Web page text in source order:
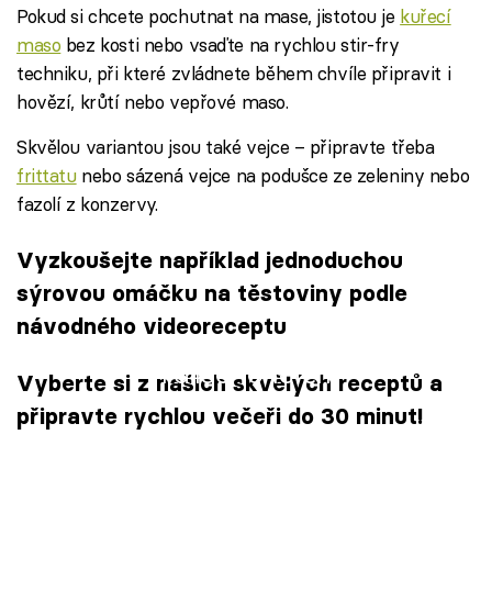
Pokud si chcete pochutnat na mase, jistotou je kuřecí
maso bez kosti nebo vsaďte na rychlou stir-fry
techniku, při které zvládnete během chvíle připravit i
hovězí, krůtí nebo vepřové maso.
Skvělou variantou jsou také vejce – připravte třeba
frittatunebo sázená vejce na podušce ze zeleniny nebo
fazolí z konzervy.
Vyzkoušejte například jednoduchou
sýrovou omáčku na těstoviny podle
návodného videoreceptu
Failed to fetch
Vyberte si z našich skvělých receptů a
připravte rychlou večeři do 30 minut!